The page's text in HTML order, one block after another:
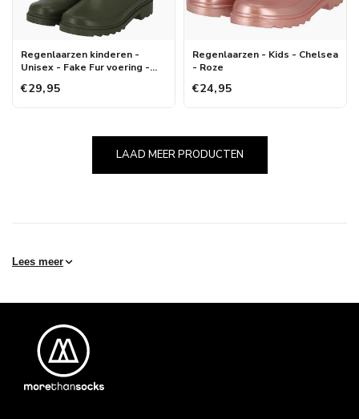
Regenlaarzen kinderen -
Unisex - Fake Fur voering -
€29,95
Regenlaarzen - Kids - Chelsea
- Roze
€24,95
LAAD MEER PRODUCTEN
Lees meer